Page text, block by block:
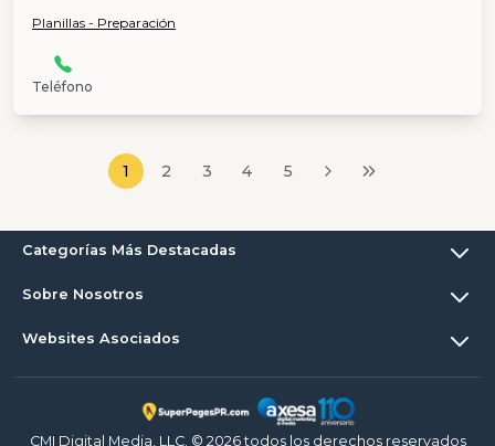
Planillas - Preparación
Teléfono
1 2 3 4 5
Categorías Más Destacadas
Sobre Nosotros
Websites Asociados
CMI Digital Media, LLC. © 2026 todos los derechos reservados